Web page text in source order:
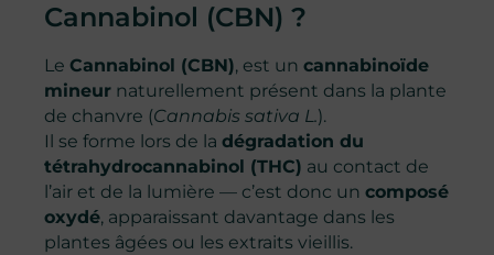
Cannabinol (CBN) ?
Le Cannabinol (CBN), est un cannabinoïde
mineur naturellement présent dans la plante
de chanvre (Cannabis sativa L.).
Il se forme lors de la dégradation du
tétrahydrocannabinol (THC) au contact de
l’air et de la lumière — c’est donc un composé
oxydé, apparaissant davantage dans les
plantes âgées ou les extraits vieillis.